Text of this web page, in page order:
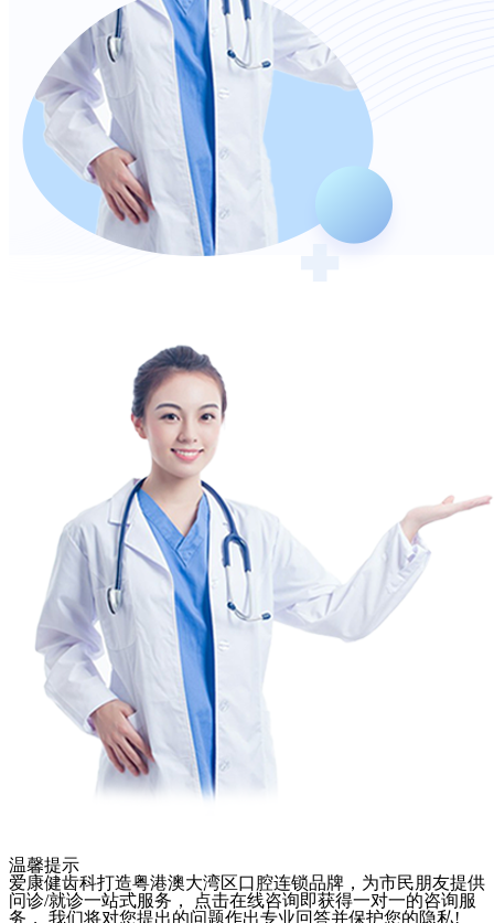
温馨提示
爱康健齿科打造粤港澳大湾区口腔连锁品牌，为市民朋友提供
问诊/就诊一站式服务， 点击在线咨询即获得一对一的咨询服
务， 我们将对您提出的问题作出专业回答并保护您的隐私!